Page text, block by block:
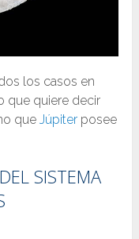
los casos en
que quiere decir
queJúpiter posee
SISTEMA